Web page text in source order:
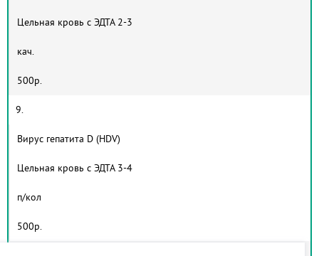
Цельная кровь с ЭДТА 2-3
кач.
500р.
9.
Вирус гепатита D (HDV)
Цельная кровь с ЭДТА 3-4
п/кол
500р.